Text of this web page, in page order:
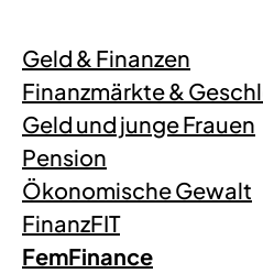
Geld & Finanzen
Finanzmärkte &
Geld und junge Frauen
Pension
Ökonomische Gewalt
FinanzFIT
FemFinance